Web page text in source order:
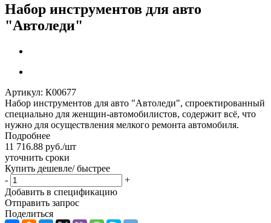
Набор инструментов для авто
"Автоледи"
Артикул: К00677
Набор инструментов для авто "Автоледи", спроектированный
специально для женщин-автомобилистов, содержит всё, что
нужно для осуществления мелкого ремонта автомобиля.
Подробнее
11 716.88 руб./шт
уточнить сроки
Купить дешевле/ быстрее
-
+
Добавить в спецификацию
Отправить запрос
Поделиться